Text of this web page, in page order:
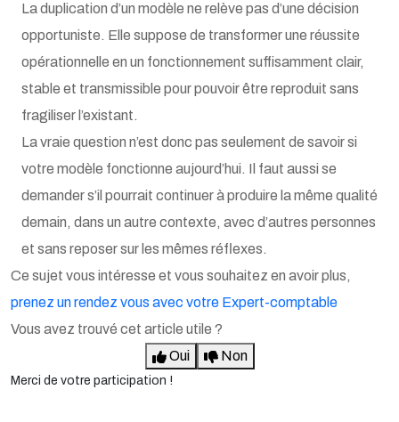
La duplication d’un modèle ne relève pas d’une décision
opportuniste. Elle suppose de transformer une réussite
opérationnelle en un fonctionnement suffisamment clair,
stable et transmissible pour pouvoir être reproduit sans
fragiliser l’existant.
La vraie question n’est donc pas seulement de savoir si
votre modèle fonctionne aujourd’hui. Il faut aussi se
demander s’il pourrait continuer à produire la même qualité
demain, dans un autre contexte, avec d’autres personnes
et sans reposer sur les mêmes réflexes.
Ce sujet vous intéresse et vous souhaitez en avoir plus,
prenez un rendez vous avec votre Expert-comptable
Vous avez trouvé cet article utile ?
Oui
Non
Merci de votre participation !